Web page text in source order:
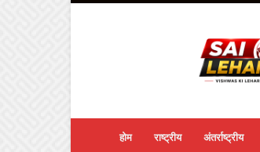
होम राष्ट्रीय अंतर्राष्ट्रीय